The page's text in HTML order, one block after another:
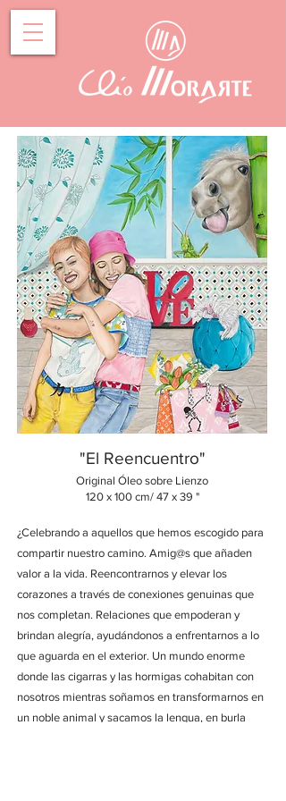
"El Reencuentro"
Original Óleo sobre Lienzo
120 x 100 cm/ 47 x 39 "
¿Celebrando a aquellos que hemos escogido para
compartir nuestro camino. Amig@s que añaden
valor a la vida. Reencontrarnos y elevar los
corazones a través de conexiones genuinas que
nos completan. Relaciones que empoderan y
brindan alegría, ayudándonos a enfrentarnos a lo
que aguarda en el exterior. Un mundo enorme
donde las cigarras y las hormigas cohabitan con
nosotros mientras soñamos en transformarnos en
un noble animal y sacamos la lengua, en burla